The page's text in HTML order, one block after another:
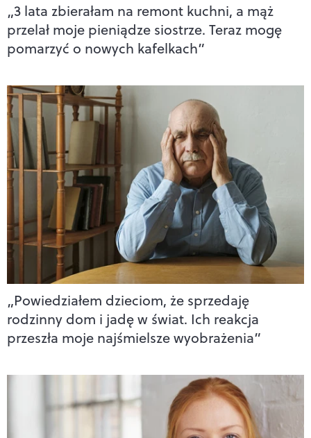
„3 lata zbierałam na remont kuchni, a mąż
przelał moje pieniądze siostrze. Teraz mogę
pomarzyć o nowych kafelkach”
„Powiedziałem dzieciom, że sprzedaję
rodzinny dom i jadę w świat. Ich reakcja
przeszła moje najśmielsze wyobrażenia”